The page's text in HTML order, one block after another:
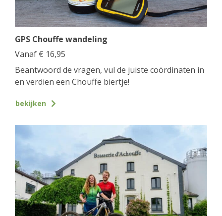
GPS Chouffe wandeling
Vanaf € 16,95
Beantwoord de vragen, vul de juiste coördinaten in
en verdien een Chouffe biertje!
bekijken